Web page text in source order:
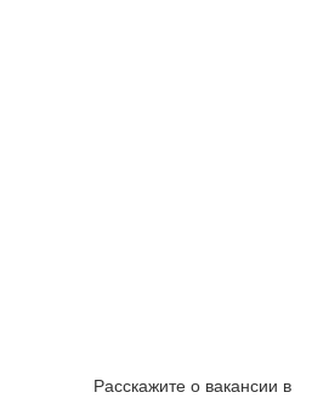
Расскажите о вакансии в